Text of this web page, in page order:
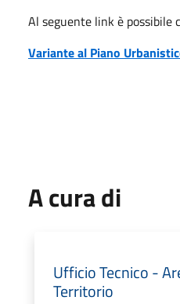
Al seguente link è
Variante al Piano
A cura di
Ufficio Tecnico -
Territorio